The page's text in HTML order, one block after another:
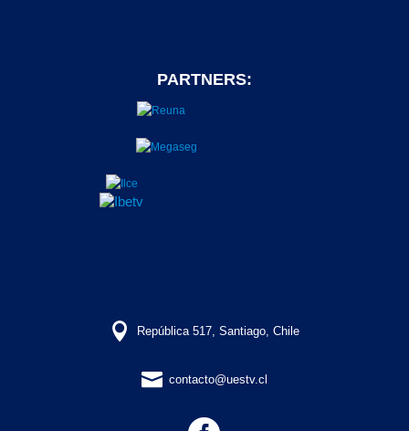
PARTNERS:
 República 517, Santiago, Chile
 contacto@uestv.cl